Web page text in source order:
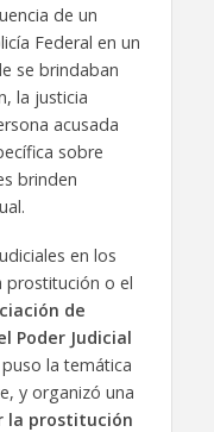
de un
Federal en un
se brindaban
la justicia
acusada
sobre
brinden
en los
prostitución o el
de
Poder Judicial
la temática
y organizó una
la prostitución